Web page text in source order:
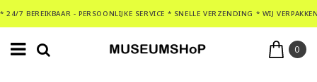
* 24/7 BEREIKBAAR - PERSOONLIJKE SERVICE * SNELLE VERZENDING * WIJ
0